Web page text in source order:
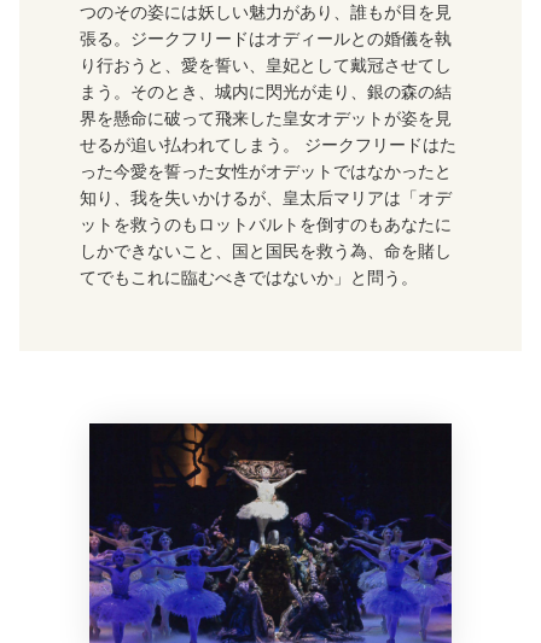
つのその姿には妖しい魅力があり、誰もが目を見
張る。ジークフリードはオディールとの婚儀を執
り行おうと、愛を誓い、皇妃として戴冠させてし
まう。そのとき、城内に閃光が走り、銀の森の結
界を懸命に破って飛来した皇女オデットが姿を見
せるが追い払われてしまう。 ジークフリードはた
った今愛を誓った女性がオデットではなかったと
知り、我を失いかけるが、皇太后マリアは「オデ
ットを救うのもロットバルトを倒すのもあなたに
しかできないこと、国と国民を救う為、命を賭し
てでもこれに臨むべきではないか」と問う。